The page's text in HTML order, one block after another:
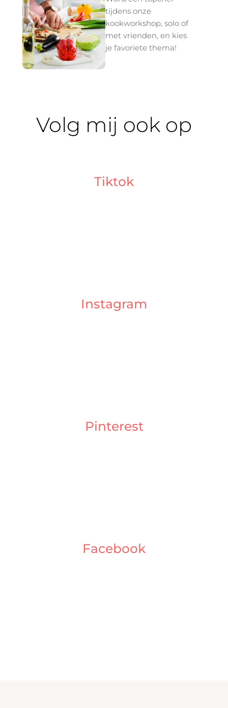
tijdens onze
kookworkshop, solo of
met vrienden,en kies
je favoriete thema!
Volg mij ook op
Tiktok
Instagram
Pinterest
Facebook